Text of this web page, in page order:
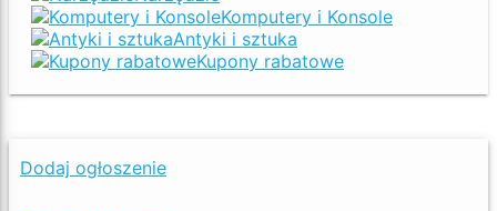
Komputery i Konsole
Antyki i sztuka
Kupony rabatowe
Dodaj ogłoszenie